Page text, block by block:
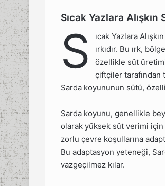
Süt
Kadar
Yapağı
Et
Süt
Sıcak Yazlara
S
ıcak Yazlara
ırkıdır. Bu ırk,
özellikle süt
çiftçiler tarafından
Sarda koyununun sütü,
Sarda koyunu, genellikle
olarak yüksek süt verimi için
zorlu çevre koşullarına
Bu adaptasyon yeteneği,
vazgeçilmez kılar.